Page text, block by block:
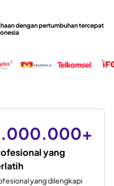
dengan pertumbuhan tercepat
+
yang
yang dilengkapi